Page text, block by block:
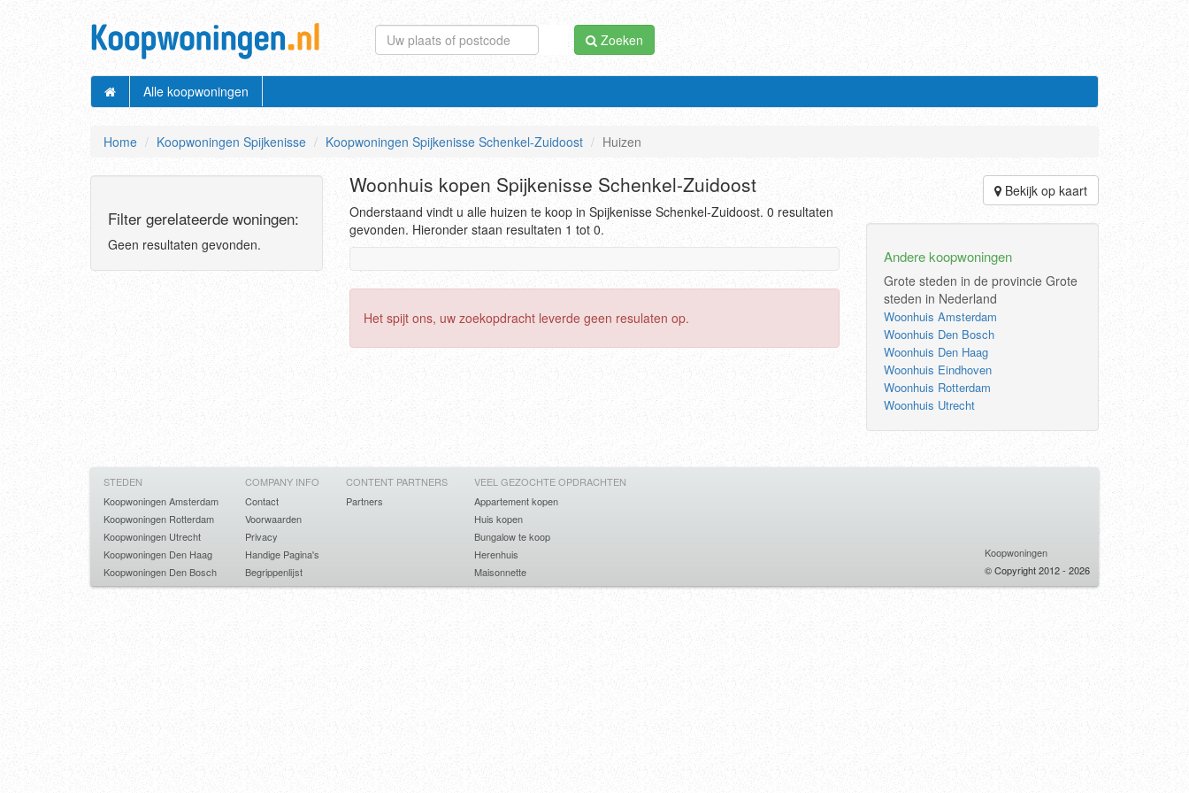
Zoeken
Alle koopwoningen
Home Koopwoningen Spijkenisse Koopwoningen Spijkenisse Schenkel-Zuidoost Huizen
Woonhuis kopen Spijkenisse Schenkel-Zuidoost
Onderstaand vindt u alle huizen te koop in Spijkenisse Schenkel-Zuidoost. 0 resultaten
gevonden. Hieronder staan resultaten 1 tot 0.
Het spijt ons, uw zoekopdracht leverde geen resulaten op.
Bekijk op kaart
Andere koopwoningen
Grote steden in de provincie Grote
steden in Nederland
Woonhuis Amsterdam
Woonhuis Den Bosch
Woonhuis Den Haag
Woonhuis Eindhoven
Woonhuis Rotterdam
Woonhuis Utrecht
Filter gerelateerde woningen:
Geen resultaten gevonden.
STEDEN
Koopwoningen Amsterdam
Koopwoningen Rotterdam
Koopwoningen Utrecht
Koopwoningen Den Haag
Koopwoningen Den Bosch
COMPANY INFO
Contact
Voorwaarden
Privacy
Handige Pagina's
Begrippenlijst
CONTENT PARTNERS
Partners
VEEL GEZOCHTE OPDRACHTEN
Appartement kopen
Huis kopen
Bungalow te koop
Herenhuis
Maisonnette
Koopwoningen
© Copyright 2012 - 2026